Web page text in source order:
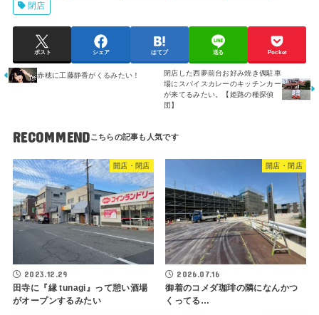
閉店
ポスト シェア はてブ 送る Pocket
赤穂に工藤静香がくるみたい！
閉店した西夢前台お好み焼き偶駐車
場にスパイスカレーのキッチンカー
が来てるみたい。【姫路の種探偵
団】
RECOMMEND
開店・閉店
2023.12.29
田寺に『縁 tunagi』って憩い酒場
がオープンするみたい
開店・閉店
2026.07.16
御着のコメダ珈琲の隣になんかつ
くってる…